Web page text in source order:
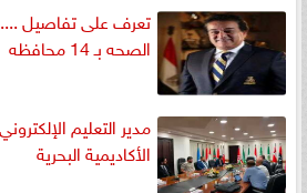
تعرف على تفاصيل ....
الصحه بـ 14 محافظه
مدير التعليم
الأكاديمية البحرية